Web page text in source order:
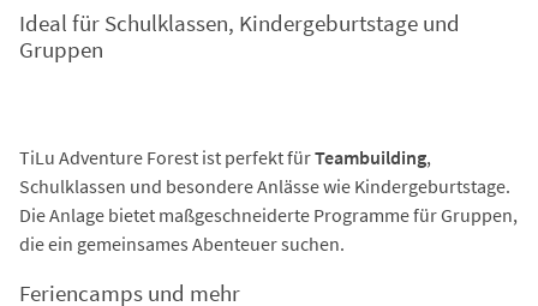
Ideal für Schulklassen, Kindergeburtstage und
Gruppen
TiLu Adventure Forest ist perfekt fürTeambuilding,
Schulklassen und besondere Anlässe wie Kindergeburtstage.
Die Anlage bietet maßgeschneiderte Programme für Gruppen,
die ein gemeinsames Abenteuer suchen.
Feriencamps und mehr